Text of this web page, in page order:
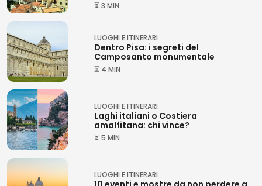
⏳ 3 MIN
LUOGHI E ITINERARI
Dentro Pisa: i segreti del
Camposanto monumentale
⏳ 4 MIN
LUOGHI E ITINERARI
Laghi italiani o Costiera
amalfitana: chi vince?
⏳ 5 MIN
LUOGHI E ITINERARI